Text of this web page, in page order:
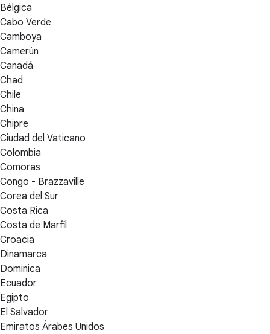
Bélgica
Cabo Verde
Camboya
Camerún
Canadá
Chad
Chile
China
Chipre
Ciudad del Vaticano
Colombia
Comoras
Congo - Brazzaville
Corea del Sur
Costa Rica
Costa de Marfil
Croacia
Dinamarca
Dominica
Ecuador
Egipto
El Salvador
Emiratos Árabes Unidos